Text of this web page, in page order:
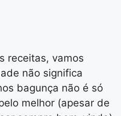
receitas, vamos
não significa
bagunça não é só
melhor (apesar de